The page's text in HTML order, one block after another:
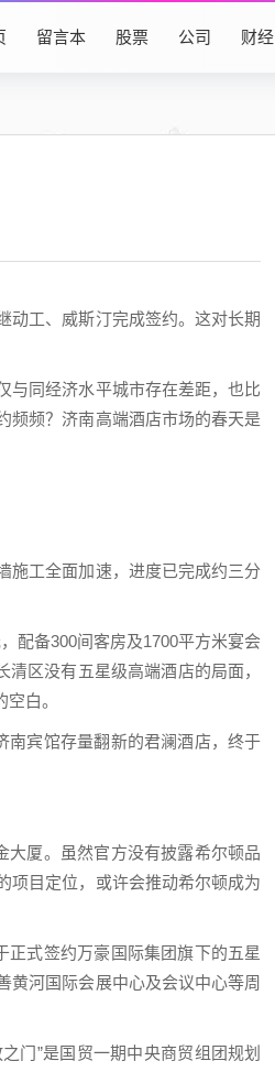
留言本 股票 公司 财经
动工、威斯汀完成签约。这对长期
与同经济水平城市存在差距，也比
频频？济南高端酒店市场的春天是
施工全面加速，进度已完成约三分
配备300间客房及1700平方米宴会
区没有五星级高端酒店的局面，
白。
南宾馆存量翻新的君澜酒店，终于
厦。虽然官方没有披露希尔顿品
项目定位，或许会推动希尔顿成为
式签约万豪国际集团旗下的五星
黄河国际会展中心及会议中心等周
门”是国贸一期中央商贸组团规划